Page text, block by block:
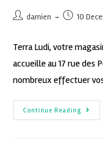
damien 10
Terra Ludi, votre
accueille au 17 rue des
nombreux effectuer
Continue Reading